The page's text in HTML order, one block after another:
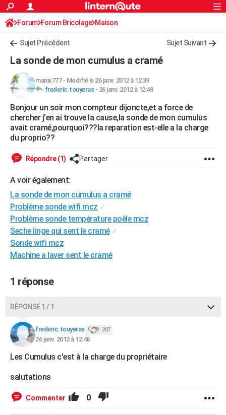
ACTUALITÉS
Politique
Société
Faits Divers
Education
Monde
Villes
+
FINANCE
Retraite
Impôts
Epargne
Immobilier
Risques naturels par ville
Banque
Assurance
Crédit
AUTO
Essais
Réserver un essai
Citadines
Berlines
SUV
Forum auto
+HIGH-TECH
Mobiles
Meilleur smartphone
Internet
Ordinateurs
Jeux vidéo
Guide high-tech
+BRICOLAGE
Forum
Aménagement intérieur
Extérieur
Cuisine
Salle de bains
Jardinage
Rangement
WEEK-END
LIFESTYLE
Art de vivre
Bien-être
Loisirs
Mode
Modes de vie
SANTE
Alimentation
Guide de la santé
Maladies
Médicaments
Sommeil
VOYAGE
Destinations
City break
Voyage nature
Voyage de noces
Forum
Climat
+PHOTO
GUIDES D'ACHAT
BONS PLANS
Dictionnaire
Biographies
Citations
Expressions
Proverbes
PROGRAMME TV
COPAINS D'AVANT
S'inscrire
Se connecter
Lycées
Collèges
Primaires
Universités
Entreprises
Service militaire
Avis de recherche
AVIS DE DÉCÈS
FORUM
S'inscrire
Connexion
Forum Forum Bricolage Maison
Sujet Précédent Sujet Suivant
La sonde de mon cumulus a cramé
manix777- Modifié le 26 janv. 2012 à 12:39
frederic.touyeras- 26 janv. 2012 à 12:48
Bonjour un soir mon compteur dijoncte,et a force de
chercher j'en ai trouve la cause,la sonde de mon cumulus
avait cramé,pourquoi???la reparation est-elle a la charge
du proprio??
Répondre (1) Partager
A voir également:
La sonde de mon cumulus a cramé
Problème sonde wifi mcz ✓
Problème sonde température poêle mcz
Seche linge qui sent le cramé ✓
Sonde wifi mcz
Machine a laver sent le cramé
1 réponse
RÉPONSE 1 / 1
frederic.touyeras 207
26 janv. 2012 à 12:48
Les Cumulus c'est à la charge du propriétaire
salutations
Commenter 0